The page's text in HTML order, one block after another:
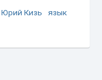
Юрий Кизь
язык